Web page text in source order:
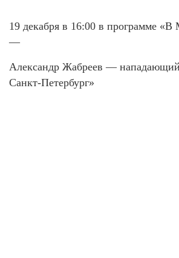
19 декабря в 16:00 в программе
—
Александр Жабреев —
Санкт-Петербург»